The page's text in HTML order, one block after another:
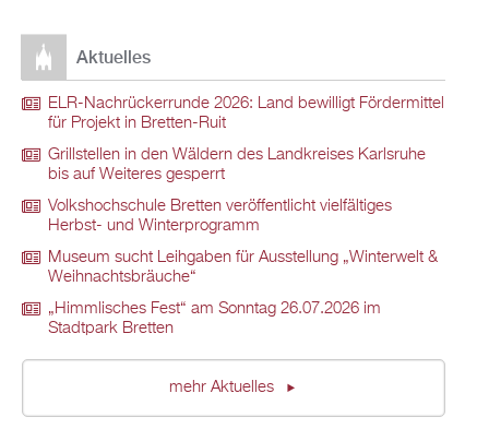
Aktuelles
ELR-Nachrückerrunde 2026: Land bewilligt Fördermittel
für Projekt in Bretten-Ruit
Grillstellen in den Wäldern des Landkreises Karlsruhe
bis auf Weiteres gesperrt
Volkshochschule Bretten veröffentlicht vielfältiges
Herbst- und Winterprogramm
Museum sucht Leihgaben für Ausstellung „Winterwelt &
Weihnachtsbräuche“
„Himmlisches Fest“ am Sonntag 26.07.2026 im
Stadtpark Bretten
mehr Aktuelles